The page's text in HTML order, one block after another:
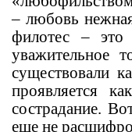
– любовь
филотес – это
уважительное
существовали
проявляется
сострадание.
еще не